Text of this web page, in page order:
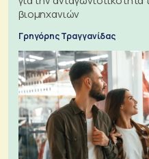
βιομηχανιών
Γρηγόρης Τραγγανίδας